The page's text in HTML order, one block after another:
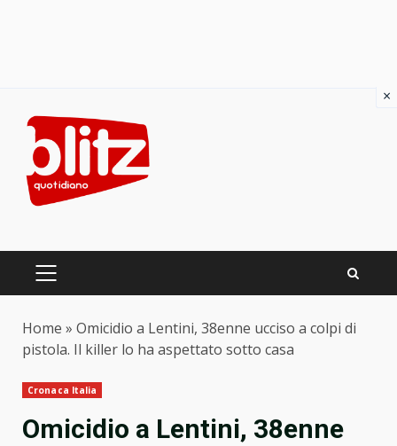
content
PRIMARY
Home » Omicidio a Lentini, 38enne ucciso a colpi di
pistola. Il killer lo ha aspettato sotto casa
Cronaca Italia
Omicidio a Lentini, 38enne
×